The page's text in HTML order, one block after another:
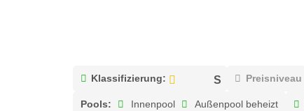
Klassifizierung: Preisniveau
Pools: Innenpool Außenpool beheizt